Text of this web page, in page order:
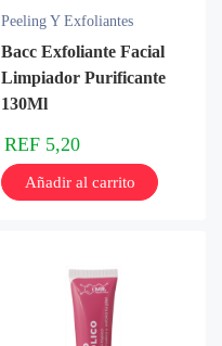
Peeling Y Exfoliantes
Bacc Exfoliante Facial
Limpiador Purificante
130Ml
REF 5,20
Añadir al carrito